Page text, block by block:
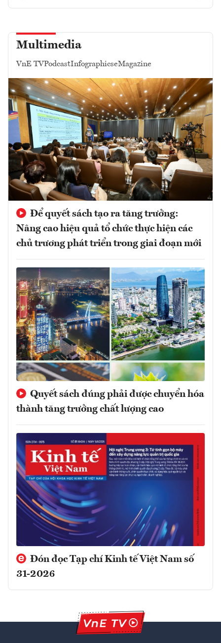
Multimedia
VnE TVPodcastInfographicseMagazine
Để quyết sách tạo ra tăng trưởng:
Nâng cao hiệu quả tổ chức thực hiện các
chủ trương phát triển trong giai đoạn mới
Quyết sách đúng phải được chuyển hóa
thành tăng trưởng chất lượng cao
Đón đọc Tạp chí Kinh tế Việt Nam số
31-2026